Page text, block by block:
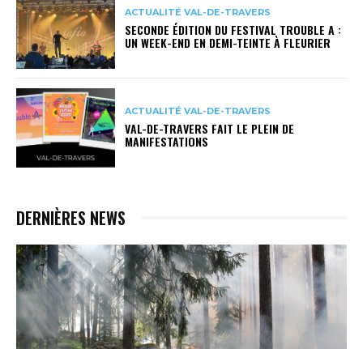
ACTUALITÉ VAL-DE-TRAVERS
SECONDE ÉDITION DU FESTIVAL TROUBLE A :
UN WEEK-END EN DEMI-TEINTE À FLEURIER
ACTUALITÉ VAL-DE-TRAVERS
VAL-DE-TRAVERS FAIT LE PLEIN DE
MANIFESTATIONS
DERNIÈRES NEWS